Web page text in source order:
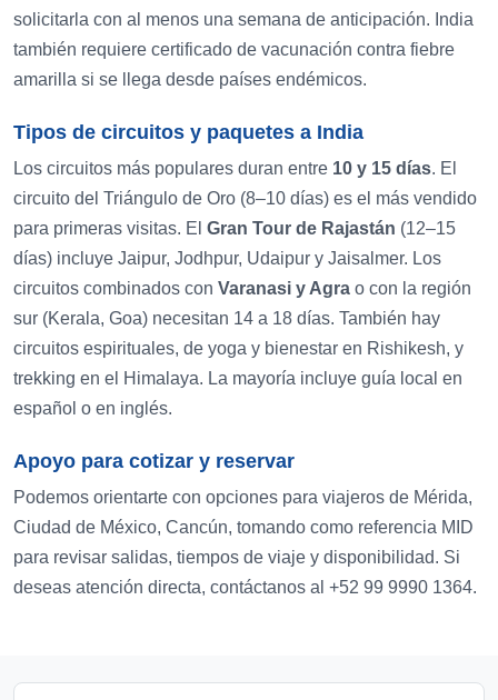
solicitarla con al menos una semana de anticipación. India
también requiere certificado de vacunación contra fiebre
amarilla si se llega desde países endémicos.
Tipos de circuitos y paquetes a India
Los circuitos más populares duran entre 10 y 15 días. El
circuito del Triángulo de Oro (8–10 días) es el más vendido
para primeras visitas. El Gran Tour de Rajastán (12–15
días) incluye Jaipur, Jodhpur, Udaipur y Jaisalmer. Los
circuitos combinados con Varanasi y Agra o con la región
sur (Kerala, Goa) necesitan 14 a 18 días. También hay
circuitos espirituales, de yoga y bienestar en Rishikesh, y
trekking en el Himalaya. La mayoría incluye guía local en
español o en inglés.
Apoyo para cotizar y reservar
Podemos orientarte con opciones para viajeros de Mérida,
Ciudad de México, Cancún, tomando como referencia MID
para revisar salidas, tiempos de viaje y disponibilidad. Si
deseas atención directa, contáctanos al +52 99 9990 1364.